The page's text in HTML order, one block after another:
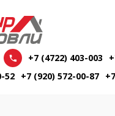
+7 (4722) 403-003
52 +7 (920) 572-00-87